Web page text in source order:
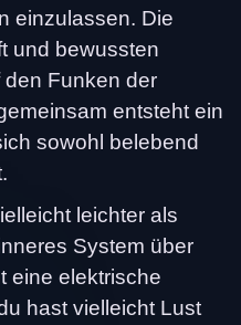
einzulassen. Die
und bewussten
den Funken der
entsteht ein
sowohl belebend
leichter als
System über
eine elektrische
hast vielleicht Lust